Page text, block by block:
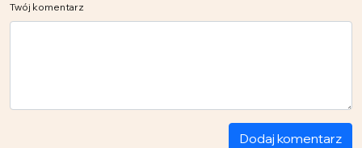
Twój komentarz
Dodaj komentarz